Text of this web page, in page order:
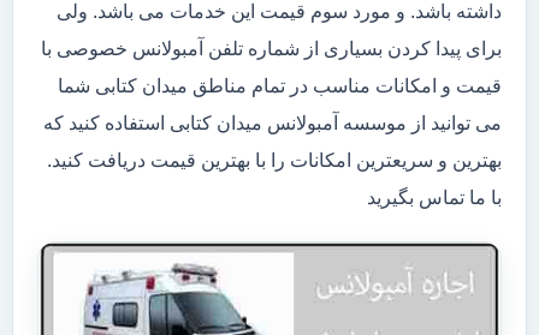
داشته باشد. و مورد سوم قیمت این خدمات می باشد. ولی
برای پیدا کردن بسیاری از شماره تلفن آمبولانس خصوصی با
قیمت و امکانات مناسب در تمام مناطق میدان کتابی شما
می توانید از موسسه آمبولانس میدان کتابی استفاده کنید که
بهترین و سریعترین امکانات را با بهترین قیمت دریافت کنید.
با ما تماس بگیرید